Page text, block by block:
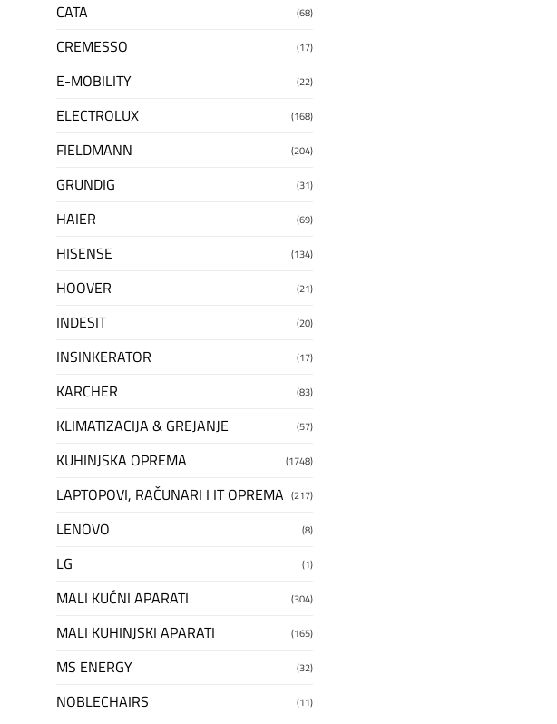
CATA (68)
CREMESSO (17)
E-MOBILITY (22)
ELECTROLUX (168)
FIELDMANN (204)
GRUNDIG (31)
HAIER (69)
HISENSE (134)
HOOVER (21)
INDESIT (20)
INSINKERATOR (17)
KARCHER (83)
KLIMATIZACIJA & GREJANJE (57)
KUHINJSKA OPREMA (1748)
LAPTOPOVI, RAČUNARI I IT OPREMA (217)
LENOVO (8)
LG (1)
MALI KUĆNI APARATI (304)
MALI KUHINJSKI APARATI (165)
MS ENERGY (32)
NOBLECHAIRS (11)